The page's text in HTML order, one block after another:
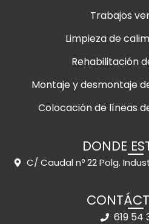
Trabajos
Limpieza de
Rehabilitación
Montaje y desmontaje
Colocación de líneas
DONDE
C/ Caudal nº 22 Polg.
619 54